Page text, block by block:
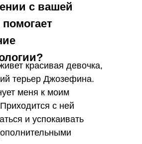
с вашей
красивая девочка,
терьер Джозефина.
меня к моим
с ней
и успокаивать